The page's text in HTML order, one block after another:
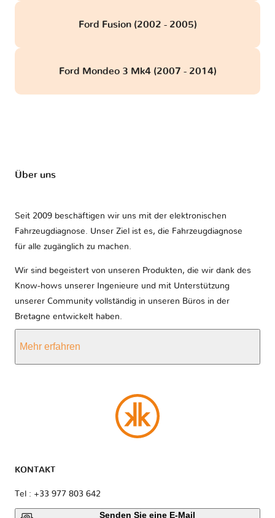
Ford Fusion (2002 - 2005)
Ford Mondeo 3 Mk4 (2007 - 2014)
Über uns
Seit 2009 beschäftigen wir uns mit der elektronischen
Fahrzeugdiagnose. Unser Ziel ist es, die Fahrzeugdiagnose
für alle zugänglich zu machen.
Wir sind begeistert von unseren Produkten, die wir dank des
Know-hows unserer Ingenieure und mit Unterstützung
unserer Community vollständig in unseren Büros in der
Bretagne entwickelt haben.
Mehr erfahren
KONTAKT
Tel : +33 977 803 642
Senden Sie eine E-Mail